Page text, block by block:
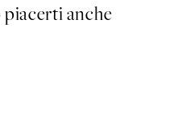
anche